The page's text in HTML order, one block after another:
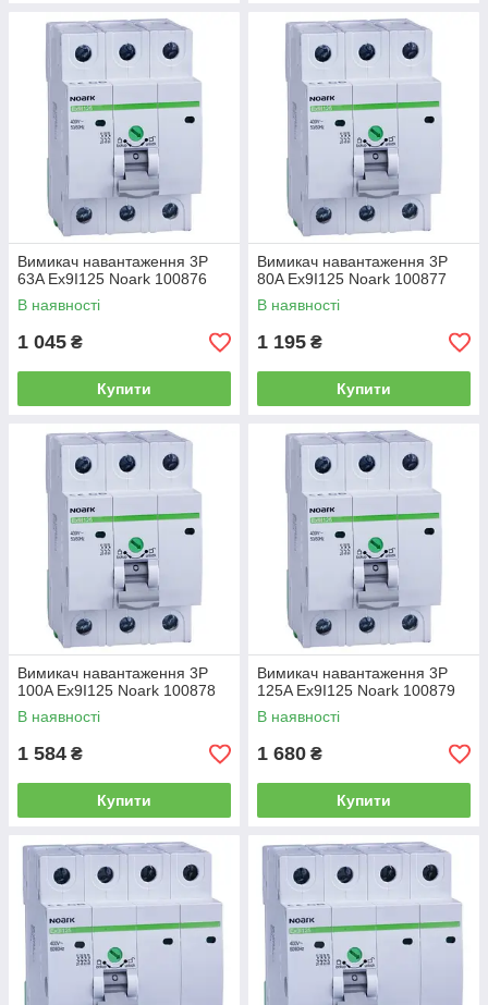
Вимикач навантаження 3P
63A Ex9I125 Noark 100876
В наявності
1 045 ₴
Купити
Вимикач навантаження 3P
80A Ex9I125 Noark 100877
В наявності
1 195 ₴
Купити
Вимикач навантаження 3P
100A Ex9I125 Noark 100878
В наявності
1 584 ₴
Купити
Вимикач навантаження 3P
125A Ex9I125 Noark 100879
В наявності
1 680 ₴
Купити